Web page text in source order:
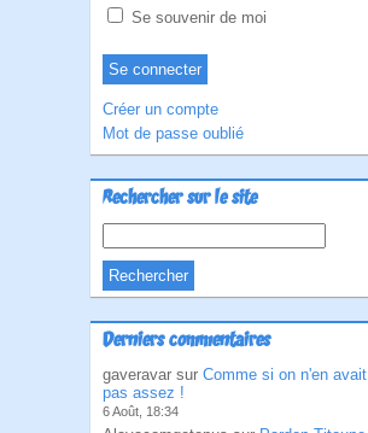
Se souvenir de moi
Créer un compte
Mot de passe oublié
Rechercher sur le site
Derniers commentaires
gaveravar sur Comme si on n'en avait
pas assez !
6 Août, 18:34